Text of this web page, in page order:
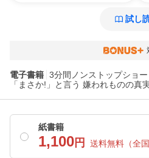
試し
電子書籍 3分間ノンストップショ
「まさか!」と言う 嫌われものの真
紙書籍
1,100 円 送料無料 （全